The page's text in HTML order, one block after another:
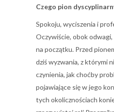
Czego pion
Spokoju, wyciszenia i
Oczywiście, obok
na początku. Przed
dziś wyzwania, z którymi
czynienia, jak choćby
pojawiające się w jego
tych okolicznościach